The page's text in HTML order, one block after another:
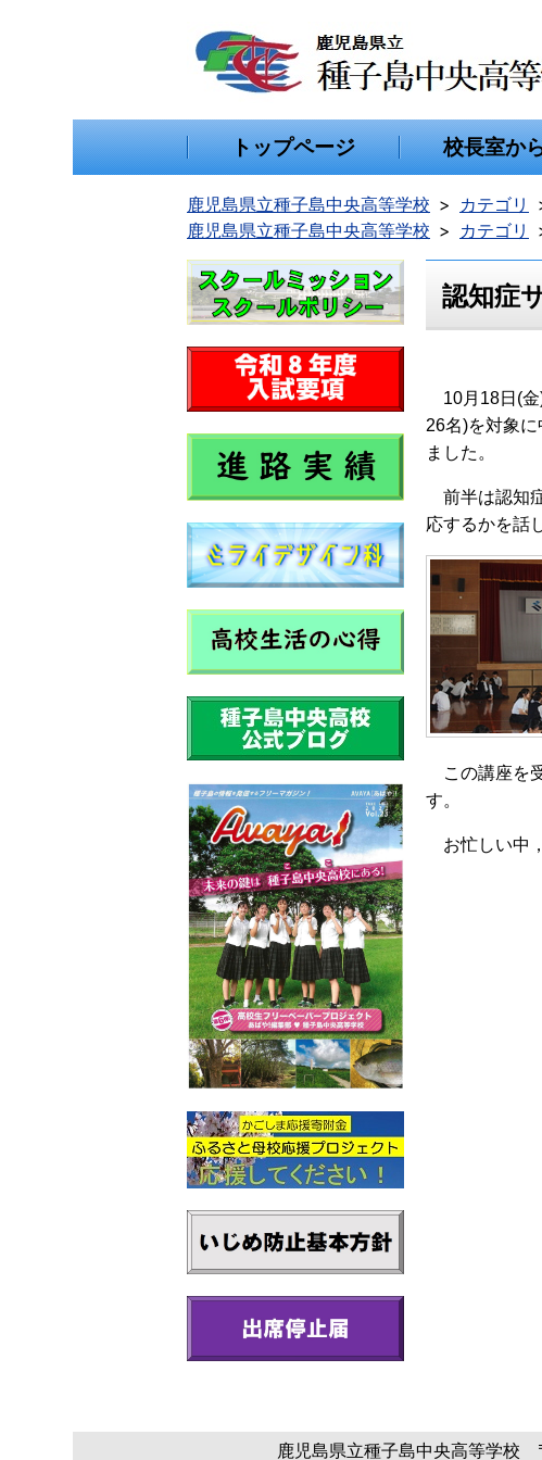
トップページ 校長室か
鹿児島県立種子島中央高等学校 カテゴリ
鹿児島県立種子島中央高等学校
カテゴリ
認知症
10月18日(金
26名)を対象
ました。
前半は認知
応するかを話
この講座を
す。
お忙しい中
鹿児島県立種子島中央高等学